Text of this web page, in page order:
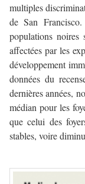
multiples
de San
populations
affectées par les
développement
données du
dernières années,
médian pour les
que celui des
stables, voire